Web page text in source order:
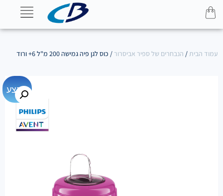
עמוד הבית/ הנבחרים של ספיר אביסרור/ כוס לגן פיה גמישה 200 מ"ל 6+ ורוד
מבצע